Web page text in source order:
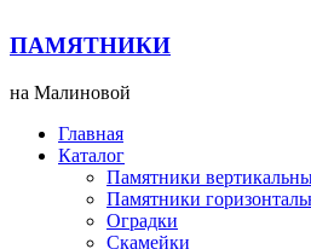
ПАМЯТНИКИ
на Малиновой
Главная
Каталог
Памятники
Памятники
Оградки
Скамейки